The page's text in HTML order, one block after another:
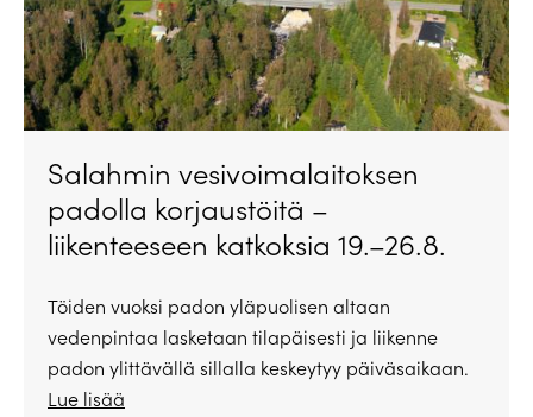
Salahmin vesivoimalaitoksen
padolla korjaustöitä –
liikenteeseen katkoksia 19.–26.8.
Töiden vuoksi padon yläpuolisen altaan
vedenpintaa lasketaan tilapäisesti ja liikenne
padon ylittävällä sillalla keskeytyy päiväsaikaan.
Lue lisää